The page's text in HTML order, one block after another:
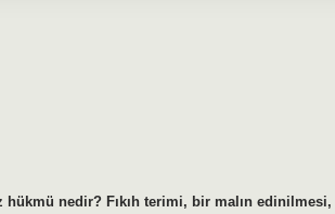
hükmü nedir? Fıkıh terimi, bir malın edinilmesi,